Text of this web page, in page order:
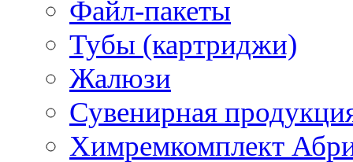
Файл-пакеты
Тубы (картриджи)
Жалюзи
Сувенирная
Химремкомплект